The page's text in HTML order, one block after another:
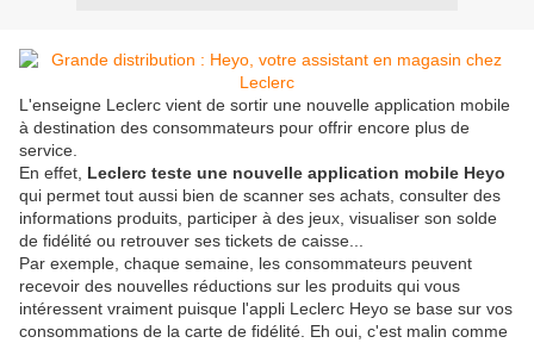
L'enseigne Leclerc vient de sortir une nouvelle application mobile
à destination des consommateurs pour offrir encore plus de
service.
En effet, Leclerc teste une nouvelle application mobile Heyo
qui permet tout aussi bien de scanner ses achats, consulter des
informations produits, participer à des jeux, visualiser son solde
de fidélité ou retrouver ses tickets de caisse..​.
Par exemple, chaque semaine, les consommateurs peuvent
recevoir des nouvelles réductions sur les produits qui vous
intéressent vraiment puisque l'appli Leclerc Heyo se base sur vos
consommations de la carte de fidélité. Eh oui, c'est malin comme